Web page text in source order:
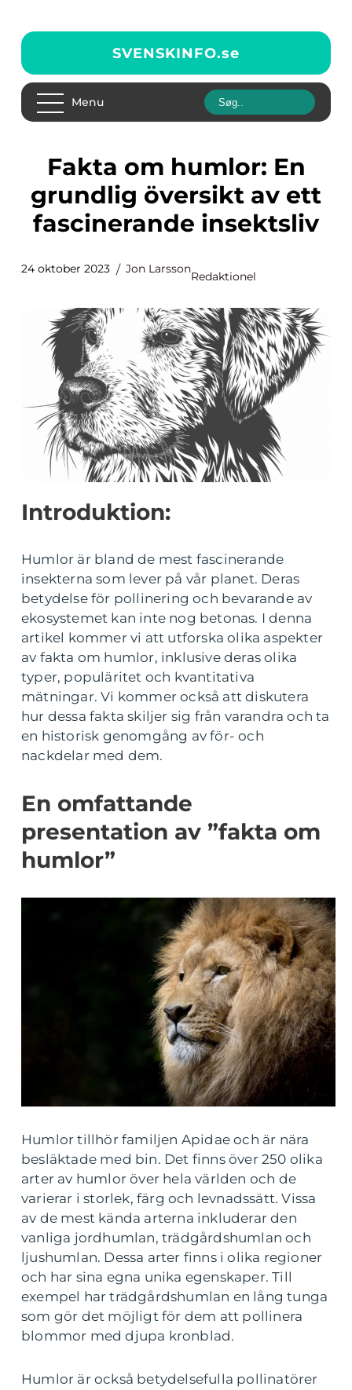
SVENSKINFO.se
Menu
Fakta om humlor: En
grundlig översikt av ett
fascinerande insektsliv
24 oktober 2023 Jon Larsson
Redaktionel
Introduktion:
Humlor är bland de mest fascinerande
insekterna som lever på vår planet. Deras
betydelse för pollinering och bevarande av
ekosystemet kan inte nog betonas. I denna
artikel kommer vi att utforska olika aspekter
av fakta om humlor, inklusive deras olika
typer, populäritet och kvantitativa
mätningar. Vi kommer också att diskutera
hur dessa fakta skiljer sig från varandra och ta
en historisk genomgång av för- och
nackdelar med dem.
En omfattande
presentation av ”fakta om
humlor”
Humlor tillhör familjen Apidae och är nära
besläktade med bin. Det finns över 250 olika
arter av humlor över hela världen och de
varierar i storlek, färg och levnadssätt. Vissa
av de mest kända arterna inkluderar den
vanliga jordhumlan, trädgårdshumlan och
ljushumlan. Dessa arter finns i olika regioner
och har sina egna unika egenskaper. Till
exempel har trädgårdshumlan en lång tunga
som gör det möjligt för dem att pollinera
blommor med djupa kronblad.
Humlor är också betydelsefulla pollinatörer